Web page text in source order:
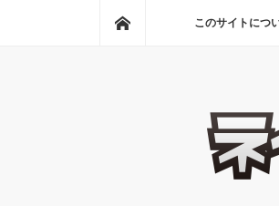
このサイトにつ